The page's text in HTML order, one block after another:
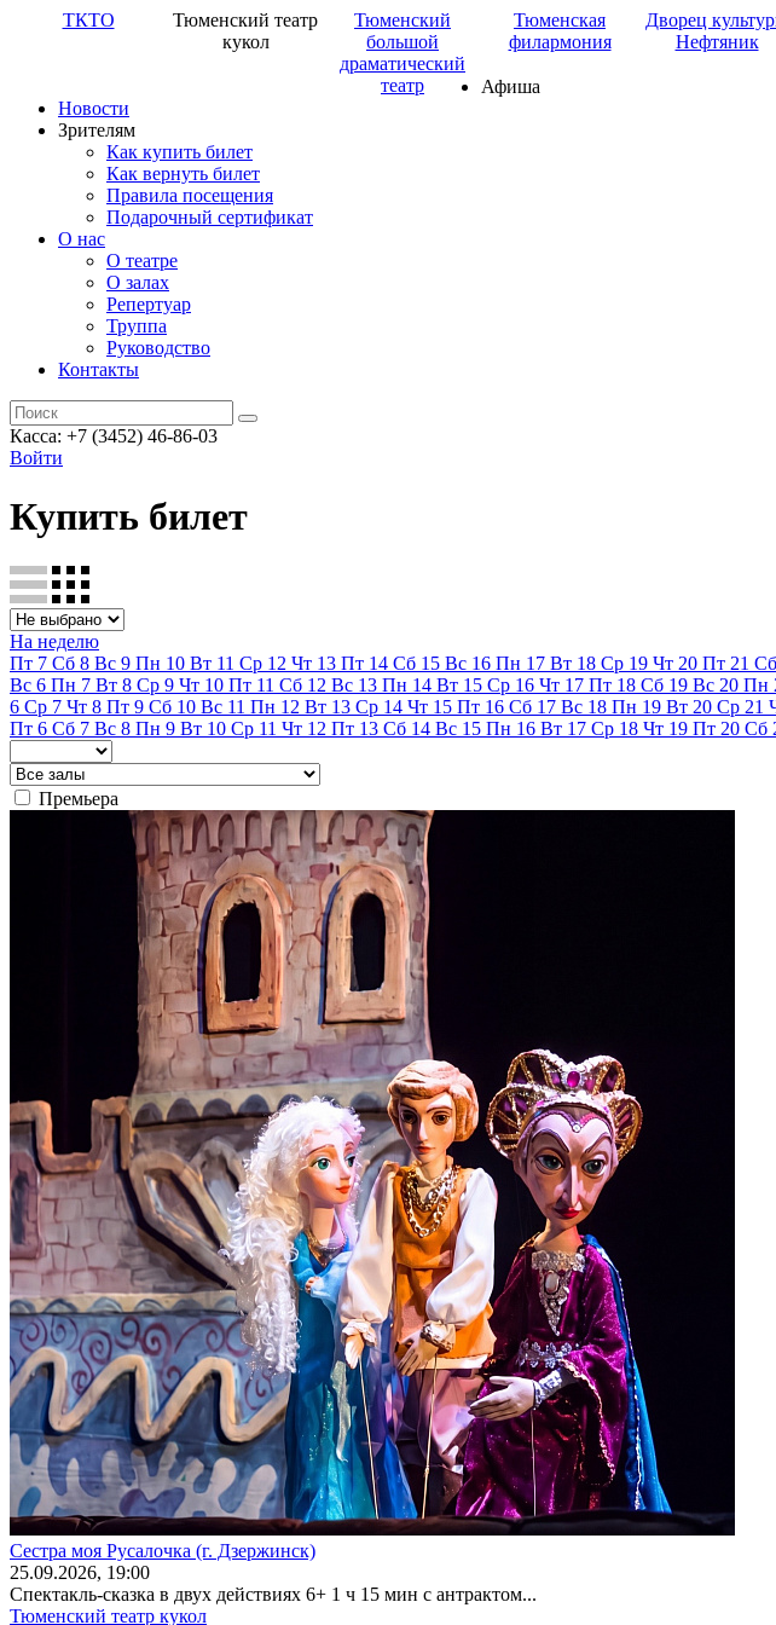
ТКТО
Тюменский театр
кукол
Тюменский
большой
драматический
театр
Тюменская
филармония
Дворец
Нефтяник
Афиша
Новости
Зрителям
Как купить билет
Как вернуть билет
Правила посещения
Подарочный сертификат
О нас
О театре
О залах
Репертуар
Труппа
Руководство
Контакты
Касса: +7 (3452) 46-86-03
Войти
Купить билет
На неделю
Пт 7 Сб 8 Вс 9 Пн 10 Вт 11 Ср 12 Чт 13 Пт 14 Сб 15 Вс 16 Пн 17 Вт 18 Ср 19 Чт 20 Пт 21 Сб
Вс 6 Пн 7 Вт 8 Ср 9 Чт 10 Пт 11 Сб 12 Вс 13 Пн 14 Вт 15 Ср 16 Чт 17 Пт 18 Сб 19 Вс 20 Пн
6 Ср 7 Чт 8 Пт 9 Сб 10 Вс 11 Пн 12 Вт 13 Ср 14 Чт 15 Пт 16 Сб 17 Вс 18 Пн 19 Вт 20 Ср 21
Пт 6 Сб 7 Вс 8 Пн 9 Вт 10 Ср 11 Чт 12 Пт 13 Сб 14 Вс 15 Пн 16 Вт 17 Ср 18 Чт 19 Пт 20 Сб
Премьера
Сестра моя Русалочка (г. Дзержинск)
25.09.2026, 19:00
Спектакль-сказка в двух действиях 6+ 1 ч 15 мин с антрактом...
Тюменский театр кукол